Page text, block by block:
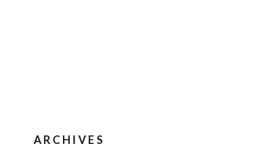
ARCHIVES